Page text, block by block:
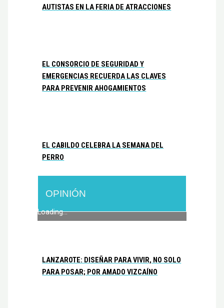
AUTISTAS EN LA FERIA DE ATRACCIONES
EL CONSORCIO DE SEGURIDAD Y
EMERGENCIAS RECUERDA LAS CLAVES
PARA PREVENIR AHOGAMIENTOS
EL CABILDO CELEBRA LA SEMANA DEL
PERRO
OPINIÓN
Loading...
LANZAROTE: DISEÑAR PARA VIVIR, NO SOLO
PARA POSAR; POR AMADO VIZCAÍNO